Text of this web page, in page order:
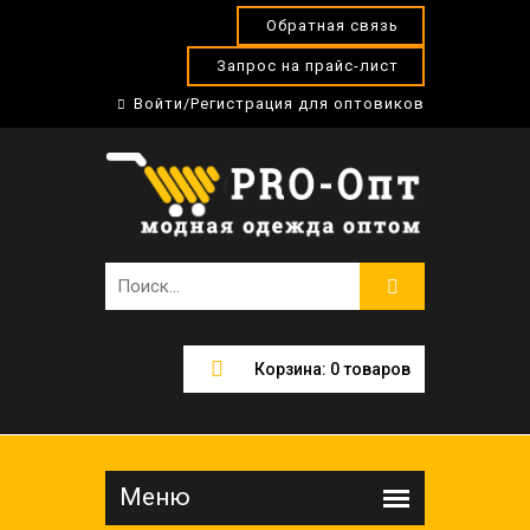
Обратная связь
Запрос на прайс-лист
Войти/Регистрация для оптовиков
Корзина: 0товаров